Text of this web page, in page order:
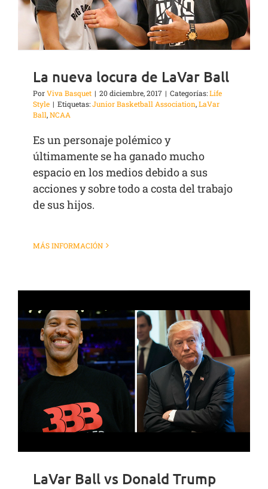
La nueva locura de LaVar Ball
PorViva Basquet | 20 diciembre, 2017 | Categorías:Life
Style | Etiquetas:Junior Basketball Association,LaVar
Ball,NCAA
Es un personaje polémico y
últimamente se ha ganado mucho
espacio en los medios debido a sus
acciones y sobre todo a costa del trabajo
de sus hijos.
MÁS INFORMACIÓN
LaVar Ball vs Donald Trump